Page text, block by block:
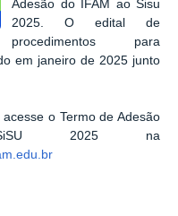
Adesão do IFAM ao Sisu
2025. O edital de
procedimentos para
em janeiro de 2025 junto
o Termo de Adesão
2025 na